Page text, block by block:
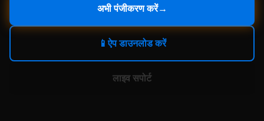
अभी पंजीकरण करें→
📱ऐप डाउनलोड करें
लाइव सपोर्ट